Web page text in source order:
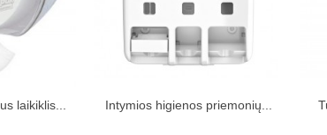
krepšelį
laikiklis... Įdėti į pirkinių krepšelį
Intymios higienos priemonių...